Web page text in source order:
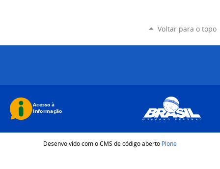
Voltar para o topo
Desenvolvido com o CMS de código aberto Plone